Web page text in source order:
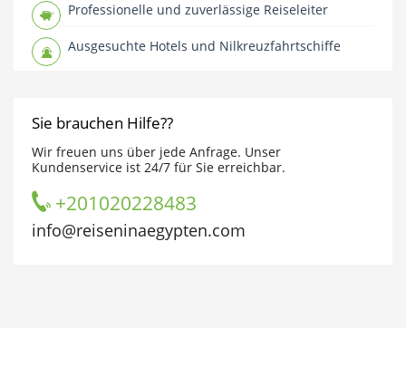
Professionelle und zuverlässige Reiseleiter
Ausgesuchte Hotels und Nilkreuzfahrtschiffe
Sie brauchen Hilfe??
Wir freuen uns über jede Anfrage. Unser
Kundenservice ist 24/7 für Sie erreichbar.
+201020228483
info@reiseninaegypten.com